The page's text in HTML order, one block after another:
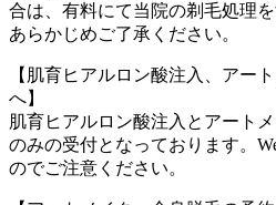
合は、有料にて当院の剃毛処理
あらかじめご了承ください。
【肌育ヒアルロン酸注入、アー
へ】
肌育ヒアルロン酸注入とアート
のみの受付となっております。
のでご注意ください。